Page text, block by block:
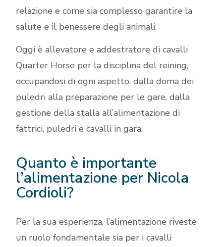
relazione e come sia complesso garantire la
salute e il benessere degli animali.
Oggi è allevatore e addestratore di cavalli
Quarter Horse per la disciplina del reining,
occupandosi di ogni aspetto, dalla doma dei
puledri alla preparazione per le gare, dalla
gestione della stalla all’alimentazione di
fattrici, puledri e cavalli in gara.
Quanto è importante
l’alimentazione per Nicola
Cordioli?
Per la sua esperienza, l’alimentazione riveste
un ruolo fondamentale sia per i cavalli